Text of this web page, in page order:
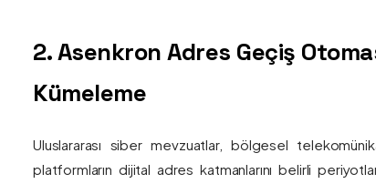
2. Asenkron Adres Geçiş
Kümeleme
Uluslararası siber mevzuatlar, bölgesel
platformların dijital adres katmanlarını belirli